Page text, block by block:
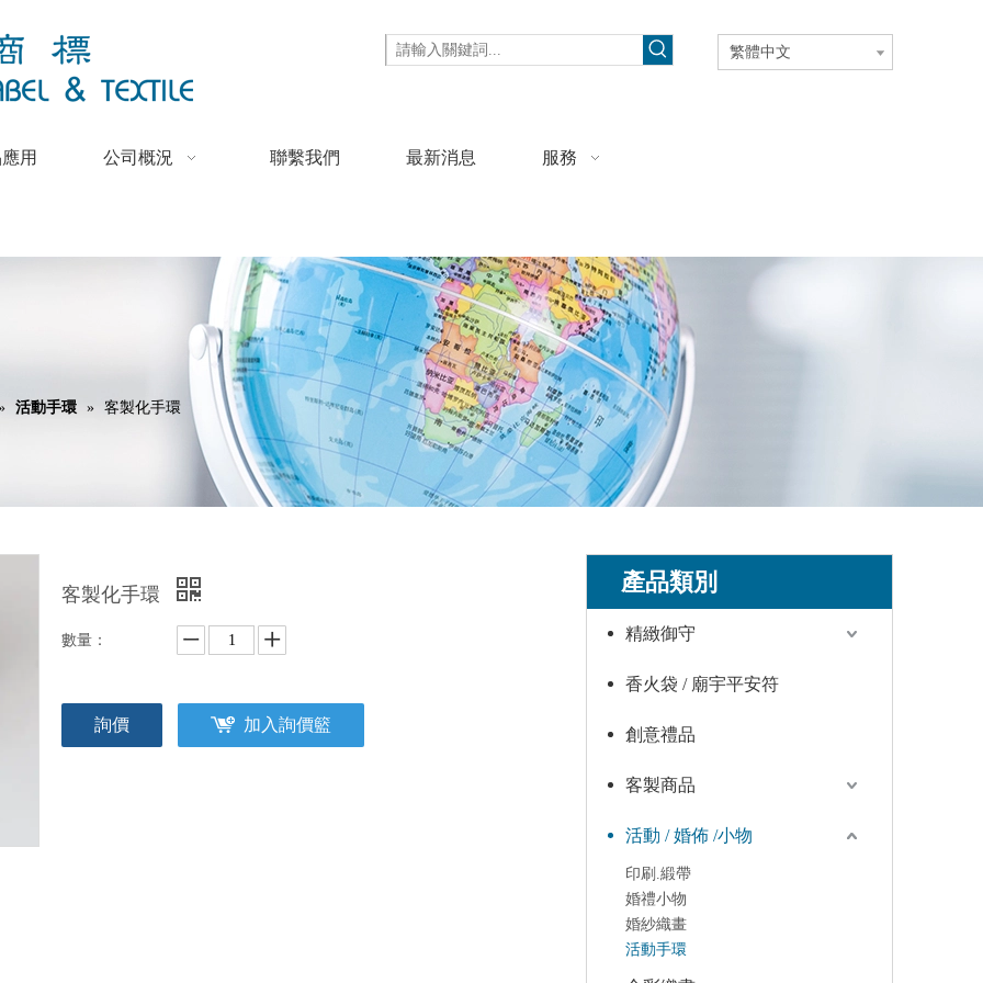
繁體中文
用 公司概況 聯繫我們 最新消息 服務
活動手環 » 客製化手環
客製化手環
數量：
詢價 加入詢價籃
產品類別
精緻御守
香火袋 / 廟宇平安符
創意禮品
客製商品
活動 / 婚佈 /小物
印刷.緞帶
婚禮小物
婚紗織畫
活動手環